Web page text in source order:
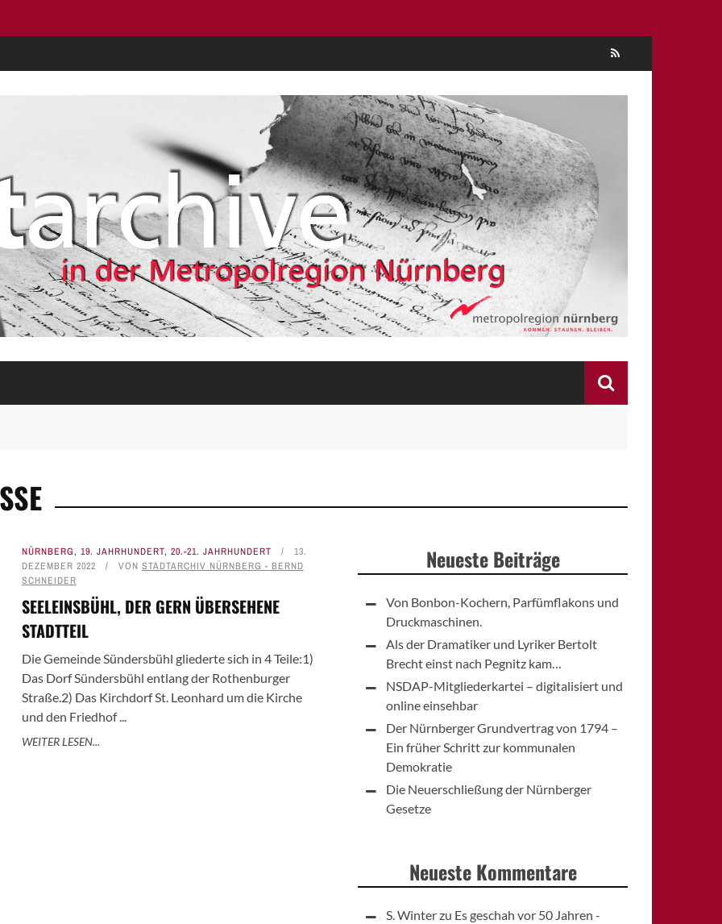
NÜRNBERG, 19. JAHRHUNDERT, 20.-21. JAHRHUNDERT
13.
DEZEMBER 2022
VON STADTARCHIV NÜRNBERG - BERND
SCHNEIDER
SEELEINSBÜHL, DER GERN ÜBERSEHENE
STADTTEIL
Die Gemeinde Sündersbühl gliederte sich in 4 Teile:1)
Das Dorf Sündersbühl entlang der Rothenburger
Straße.2) Das Kirchdorf St. Leonhard um die Kirche
und den Friedhof ...
WEITER LESEN...
Neueste Beiträge
Von Bonbon-Kochern, Parfümflakons und
Druckmaschinen.
Als der Dramatiker und Lyriker Bertolt
Brecht einst nach Pegnitz kam…
NSDAP-Mitgliederkartei – digitalisiert und
online einsehbar
Der Nürnberger Grundvertrag von 1794 –
Ein früher Schritt zur kommunalen
Demokratie
Die Neuerschließung der Nürnberger
Gesetze
Neueste Kommentare
S. Winterzu Es geschah vor 50 Jahren -